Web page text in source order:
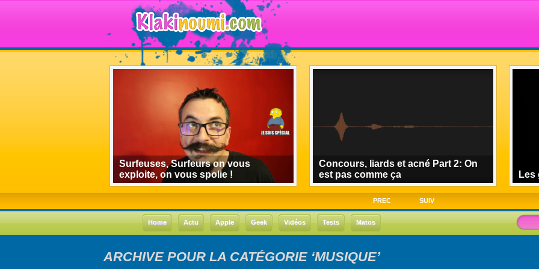
Surfeuses, Surfeurs on vous
exploite, on vous spolie !
Concours, liards et acné Part 2: On
est pas comme ça
Les
PREC SUIV
Home Actu Apple Geek Vidéos Tests Matos
ARCHIVE POUR LA CATÉGORIE ‘MUSIQUE’